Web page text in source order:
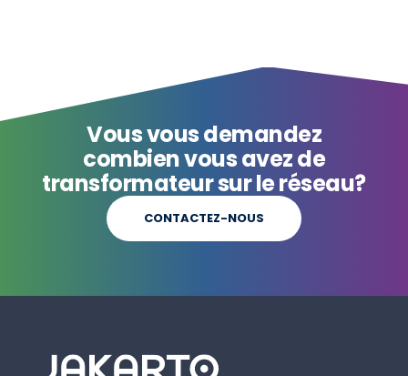
Vous vous demandez
combien vous avez de
transformateur sur le réseau?
CONTACTEZ-NOUS